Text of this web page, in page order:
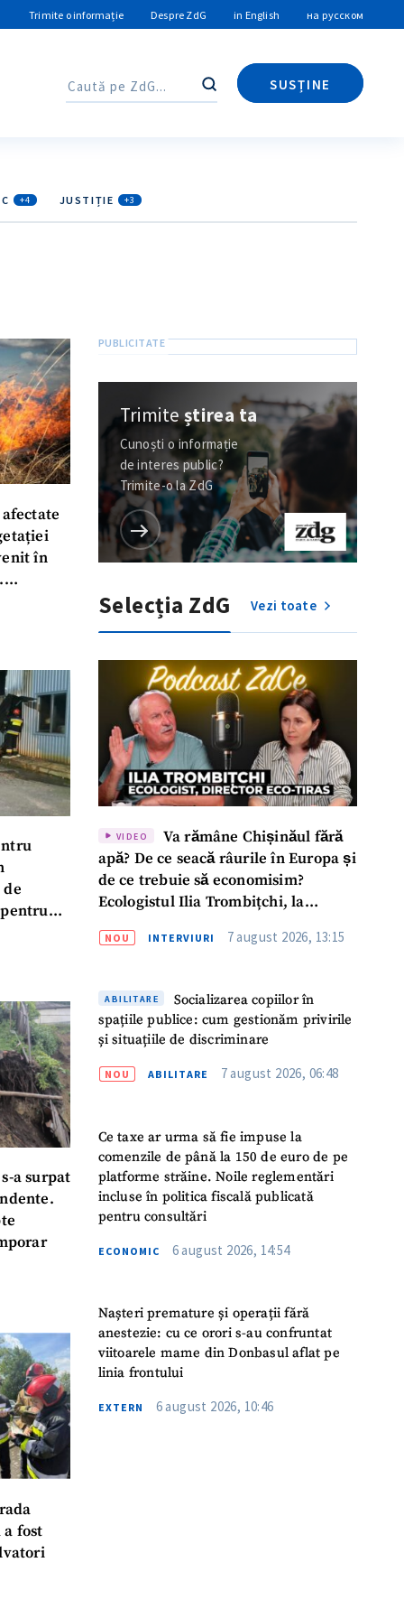
Trimite o informație Despre ZdG in English на русском
Caută
SUSȚINE
Caută
+4 JUSTIȚIE +3
în
de
a surpat
fost
Trimiteștirea ta
Cunoști o informație
de interes public?
Trimite-o la ZdG
Selecția ZdG Vezi toate
VIDEO
Va rămâne Chișinăul fără
apă? De ce seacă râurile în Europa și
de ce trebuie să economisim?
Ecologistul Ilia Trombițchi, la
NOU INTERVIURI 7 august 2026, 13:15
ABILITARE
Socializarea copiilor în
spațiile publice: cum gestionăm privirile
și situațiile de discriminare
NOU ABILITARE 7 august 2026, 06:48
Ce taxe ar urma să fie impuse la
comenzile de până la 150 de euro de pe
platforme străine. Noile reglementări
incluse în politica fiscală publicată
pentru consultări
ECONOMIC 6 august 2026, 14:54
Nașteri premature și operații fără
anestezie: cu ce orori s-au confruntat
viitoarele mame din Donbasul aflat pe
linia frontului
EXTERN 6 august 2026, 10:46